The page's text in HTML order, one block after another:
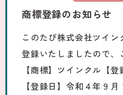
商標登録のお知らせ
このたび株式会社ツイ
登録いたしましたので、
【商標】ツインクル【
【登録日】令和４年９